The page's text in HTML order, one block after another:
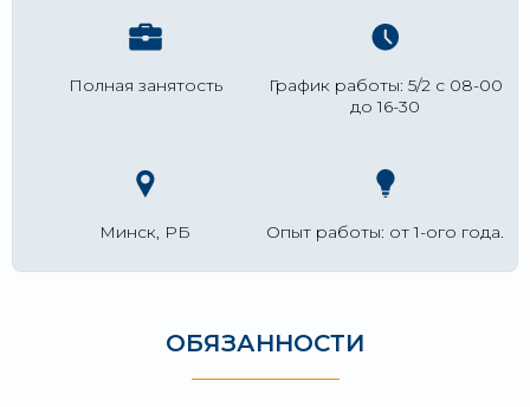
Полная занятость
График работы: 5/2 с 08-00
до 16-30
Минск, РБ Опыт работы: от 1-ого года.
ОБЯЗАННОСТИ